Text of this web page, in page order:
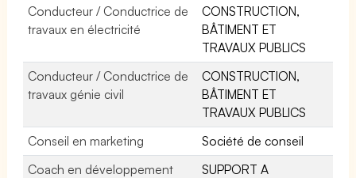
Conducteur / Conductrice de
travaux en électricité
CONSTRUCTION,
BÂTIMENT ET
TRAVAUX PUBLICS
Conducteur / Conductrice de
travaux génie civil
CONSTRUCTION,
BÂTIMENT ET
TRAVAUX PUBLICS
Conseil en marketing
Société de conseil
Coach en développement
SUPPORT A